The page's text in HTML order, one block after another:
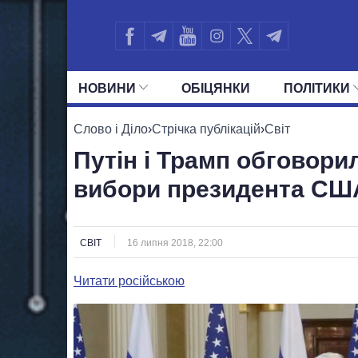
НОВИНИ ОБIЦЯНКИ ПОЛIТИКИ
УСІ ПОЛІТИКИ ПРЕЗИДЕНТ І ОФІС
Слово і Діло›Стрічка публікацій›Світ
Путін і Трамп
вибори президента
СВІТ 16 липня 2018, 22:00
Читати російською